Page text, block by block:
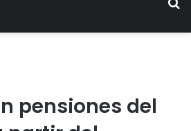
pensiones del